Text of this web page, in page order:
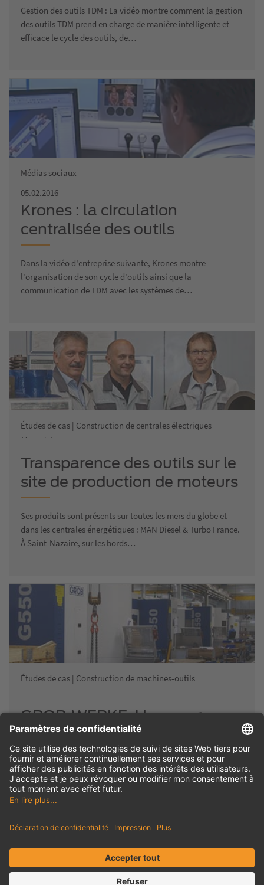
Gestion des outils TDM : La vidéo montre comment la gestion
des outils TDM prend en charge de manière intelligente et
efficace le cycle des outils, de…
Médias sociaux
05.02.2016
Krones : la circulation
centralisée des outils
Dans la vidéo d'entreprise suivante, Krones montre
l'organisation de son cycle d'outils ainsi que la
communication de TDM avec les systèmes de…
Études de cas | Construction de centrales électriques
(énergie)
Transparence des outils sur le
site de production de moteurs
MAN
Ses produits sont présents sur toutes les mers du globe et
dans les centrales énergétiques : MAN Diesel & Turbo France.
À Saint-Nazaire, sur les bords…
Études de cas | Construction de machines-outils
GROB-WERKE: Un rouage
désormais indispensable en
gestion de production
Avoir une production efficace sans une gestion d'outils
moderne ? Chez GROB, cela est aujourd'hui impensable,
aussi bien dans l'usine principale de…